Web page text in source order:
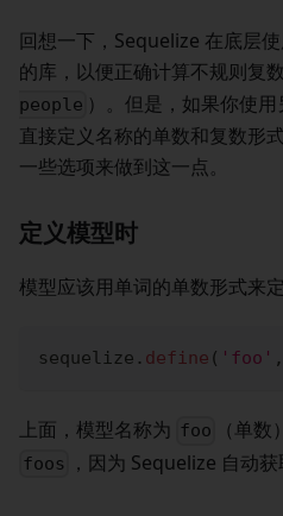
回想一下，Sequelize 在底层
的库，以便正确计算不规则复
people ）。但是，如果你使
直接定义名称的单数和复数形
一些选项来做到这一点。
定义模型时
模型应该用单词的单数形式来
sequelize . define ( 'foo' ,
上面，模型名称为 foo （单
foos ，因为 Sequelize 自动获